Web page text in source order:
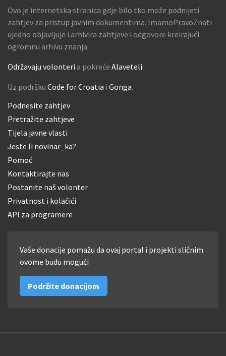
Ovo je internetska stranica gdje bilo tko može podnijeti
zahtjev za pristup javnim dokumentima. ImamoPravoZnati
ujedno objavljuje i arhivira zahtjeve i odgovore kreirajući
ogromnu arhivu znanja.
Održavaju volonteri a pokreće Alaveteli.
Uz podršku Code for Croatia i Gonga.
Podnesite zahtjev
Pretražite zahtjeve
Tijela javne vlasti
Jeste li novinar_ka?
Pomoć
Kontaktirajte nas
Postanite naš volonter
Privatnost i kolačići
API za programere
Vaše donacije pomažu da ovaj portal i projekti sličnim
ovome budu mogući
Podržite donacijom